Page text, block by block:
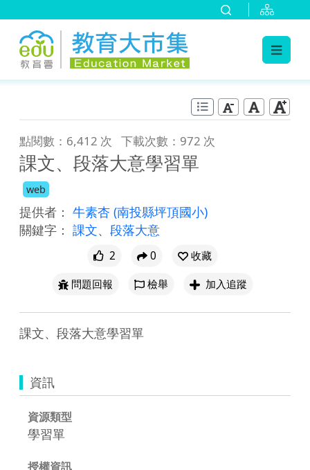
點閱數：6,412 次 下載次數：972 次
課文、段落大意學習單
web
提供者： 牛素杏 (南投縣坪頂國小)
關鍵字： 課文、 段落大意
2 0
收藏
問題回報
檢舉 加入追蹤
課文、段落大意學習單
資訊
資源類型
學習單
授權資訊